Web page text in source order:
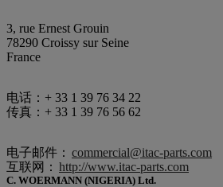
3, rue Ernest Grouin
78290 Croissy sur Seine
France
电话：+ 33 1 39 76 34 22
传真：+ 33 1 39 76 56 62
电子邮件： commercial@itac-parts.com
互联网： http://www.itac-parts.com
C. WOERMANN (NIGERIA) Ltd.